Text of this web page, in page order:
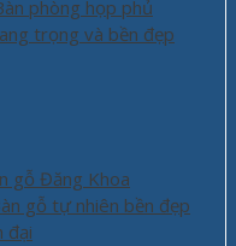
phòng họp phủ
trọng và bền đẹp
gỗ Đăng Khoa
gỗ tự nhiên bền đẹp
đại